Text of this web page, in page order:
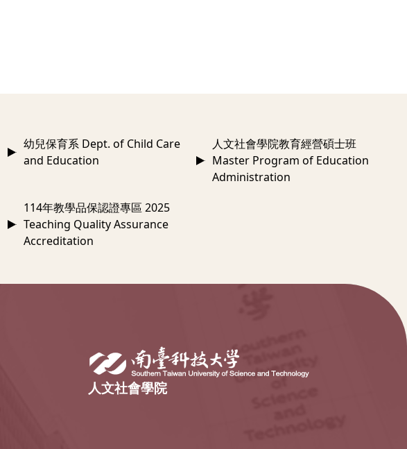
幼兒保育系 Dept. of Child Care
and Education
人文社會學院教育經營碩士班
Master Program of Education
Administration
114年教學品保認證專區 2025
Teaching Quality Assurance
Accreditation
人文社會學院